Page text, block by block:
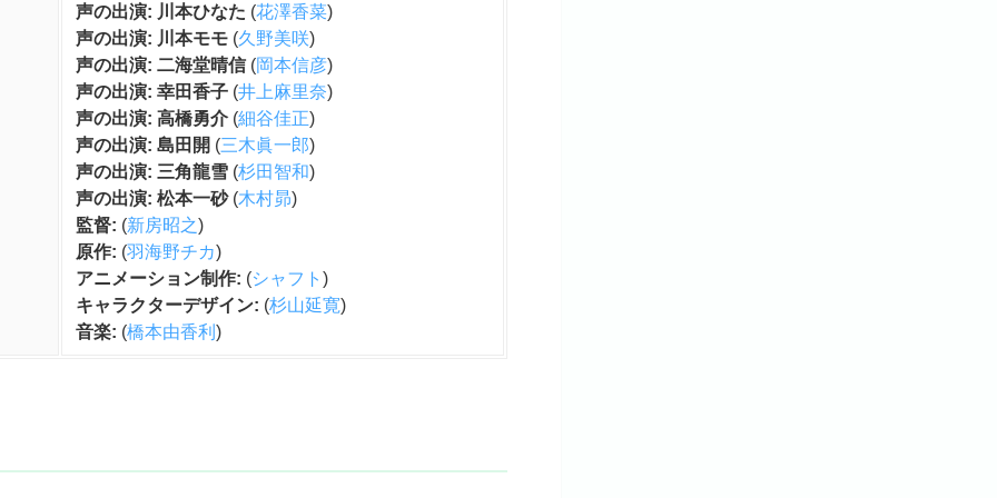
声の出演: 川本ひなた (花澤香菜)
声の出演: 川本モモ (久野美咲)
声の出演: 二海堂晴信(岡本信彦)
声の出演: 幸田香子 (井上麻里奈)
声の出演: 高橋勇介 (細谷佳正)
声の出演: 島田開 (三木眞一郎)
声の出演: 三角龍雪 (杉田智和)
声の出演: 松本一砂(木村昴)
監督: (新房昭之)
原作: (羽海野チカ)
アニメーション制作: (シャフト )
キャラクターデザイン: (杉山延寛)
音楽: (橋本由香利 )